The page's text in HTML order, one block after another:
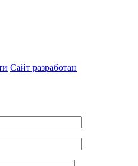
Сайт разработан